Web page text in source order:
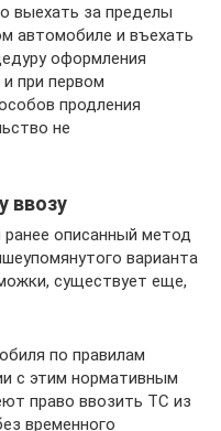
выехать за пределы
автомобиле и въехать
оформления
при первом
продления
не
ввозу
описанный метод
варианта
существует еще,
по правилам
с этим нормативным
право ввозить ТС из
временного